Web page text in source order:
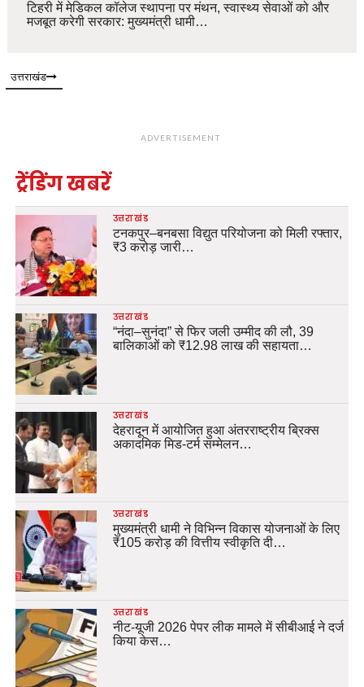
टिहरी में मेडिकल कॉलेज स्थापना पर मंथन, स्वास्थ्य सेवाओं को और
मजबूत करेगी सरकार: मुख्यमंत्री धामी…
उत्तराखंड
ADVERTISEMENT
ट्रेंडिंग खबरें
उत्तराखंड
टनकपुर–बनबसा विद्युत परियोजना को मिली रफ्तार,
₹3 करोड़ जारी…
उत्तराखंड
“नंदा–सुनंदा” से फिर जली उम्मीद की लौ, 39
बालिकाओं को ₹12.98 लाख की सहायता…
उत्तराखंड
देहरादून में आयोजित हुआ अंतरराष्ट्रीय ब्रिक्स
अकादमिक मिड-टर्म सम्मेलन…
उत्तराखंड
मुख्यमंत्री धामी ने विभिन्न विकास योजनाओं के लिए
₹105 करोड़ की वित्तीय स्वीकृति दी…
उत्तराखंड
नीट-यूजी 2026 पेपर लीक मामले में सीबीआई ने दर्ज
किया केस…